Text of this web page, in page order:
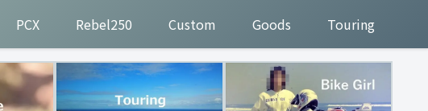
PCX Rebel250 Custom Goods Touring